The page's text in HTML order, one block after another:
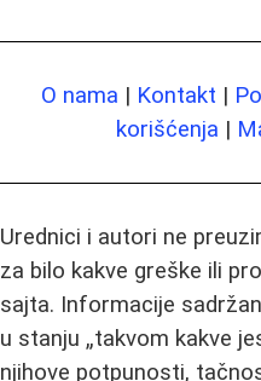
O nama | Kontakt |
korišćenja |
Urednici i autori ne
za bilo kakve greške ili
sajta. Informacije
u stanju „takvom kakve
njihove potpunosti,